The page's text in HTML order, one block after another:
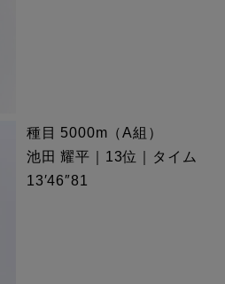
種目 5000m（A組）
池田 耀平｜13位｜タイム
13′46″81